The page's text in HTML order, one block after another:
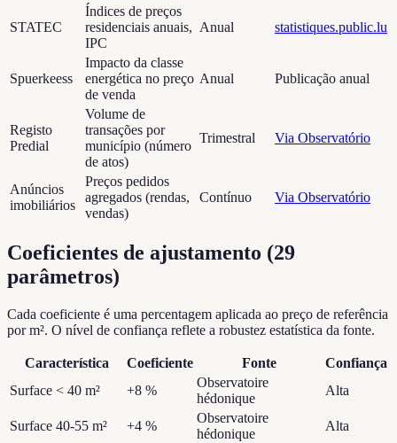
STATEC
Índices de preços
residenciais anuais,
IPC
Anual statistiques.public.lu
Spuerkeess
Impacto da classe
energética no preço
de venda
Anual Publicação anual
Registo
Predial
Volume de
transações por
município (número
de atos)
Trimestral Via Observatório
Anúncios
imobiliários
Preços pedidos
agregados (rendas,
vendas)
Contínuo Via Observatório
Coeficientes de ajustamento (29
parâmetros)
Cada coeficiente é uma percentagem aplicada ao preço de referência
por m². O nível de confiança reflete a robustez estatística da fonte.
Característica Coeficiente Fonte
Confiança
Surface < 40 m²
+8 %
Observatoire
hédonique
Alta
Surface 40-55 m² +4 %
Observatoire
hédonique
Alta